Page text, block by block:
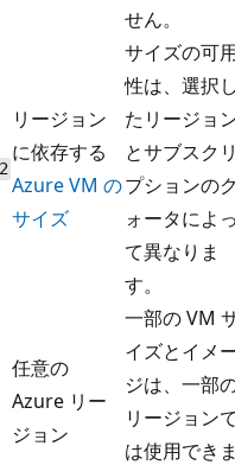
せん。
リージョン
に依存する
Azure VM の
サイズ
サイズの可
性は、選択
たリージョ
とサブスク
プションの
ォータによ
て異なりま
す。
任意の
Azure リー
ジョン
一部の VM
イズとイメ
ジは、一部
リージョン
は使用でき